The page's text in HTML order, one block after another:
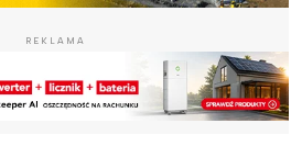
REKLAMA